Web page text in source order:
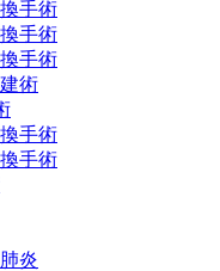
手術
手術
手術
術
手術
手術
炎